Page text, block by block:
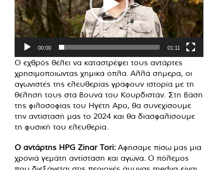
00:00 01:11
Ο εχθρός θέλει να καταστρέψει τους αντάρτες
χρησιμοποιώντας χημικά όπλα. Αλλά σήμερα, οι
αγωνιστές της ελευθερίας γράφουν ιστορία με τη
θέλησή τους στα βουνά του Κουρδιστάν. Στη βάση
της φιλοσοφίας του Ηγέτη Apo, θα συνεχίσουμε
την αντίστασή μας το 2024 και θα διασφαλίσουμε
τη φυσική του ελευθερία.
Ο αντάρτης HPG Zinar Tori: Αφήσαμε πίσω μας μια
χρονιά γεμάτη αντίσταση και αγώνα. Ο πόλεμος